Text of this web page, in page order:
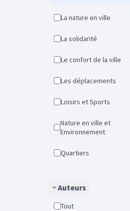
La nature en ville
La solidarité
Le confort de la ville
Les déplacements
Loisirs et Sports
Nature en ville et
Environnement
Quartiers
Auteurs
Tout